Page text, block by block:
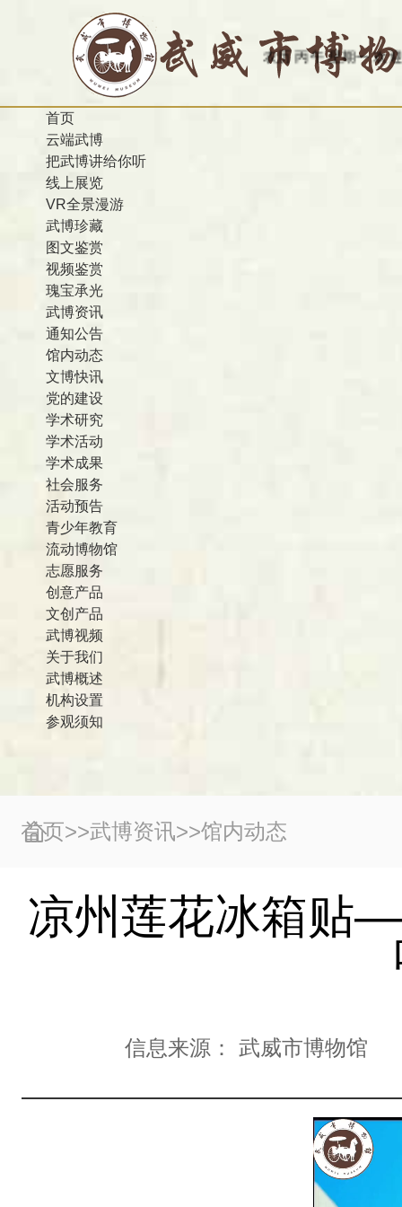
今天是：2026-08-10 农历 丙午 星期一欢迎访问甘肃省
首页
云端武博
把武博讲给你听
线上展览
VR全景漫游
武博珍藏
图文鉴赏
视频鉴赏
瑰宝承光
武博资讯
通知公告
馆内动态
文博快讯
党的建设
学术研究
学术活动
学术成果
社会服务
活动预告
青少年教育
流动博物馆
志愿服务
创意产品
文创产品
武博视频
关于我们
武博概述
机构设置
参观须知
首页>>武博资讯>>馆内动态
凉州莲花冰箱贴
信息来源：武威市博物馆